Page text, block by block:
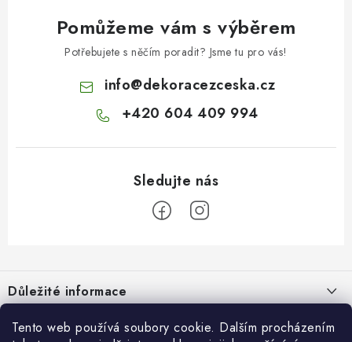
Tento web používá soubory cookie. Dalším procházením
Pomůžeme vám s výběrem
Potřebujete s něčím poradit? Jsme tu pro vás!
info@dekoracezceska.cz
+420 604 409 994
pDůležité informace
Doprava a platba
Pro zákazníky